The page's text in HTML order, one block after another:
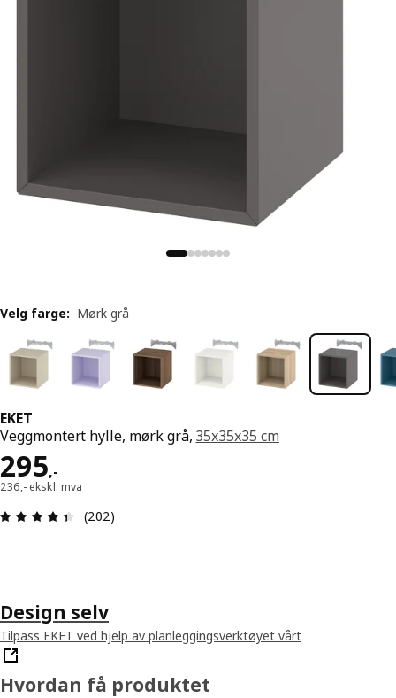
EKET
Veggmontert hylle, mørk grå, 35x35x35 cm
295,-
Pris 295,-
236,- ekskl. mva
Produktomtale: 4.4 ingen kundevurdering 5
(202)
Velg farge: Mørk grå
Design selv
Tilpass EKET ved hjelp av planleggingsverktøyet vårt
Hvordan få produktet